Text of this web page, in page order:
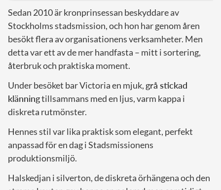
Sedan 2010 är kronprinsessan beskyddare av
Stockholms stadsmission, och hon har genom åren
besökt flera av organisationens verksamheter. Men
detta var ett av de mer handfasta – mitt i sortering,
återbruk och praktiska moment.
Under besöket bar Victoria en mjuk, grå stickad
klänningtillsammans med en ljus, varm kappa i
diskreta rutmönster.
Hennes stil var lika praktisk som elegant, perfekt
anpassad för en dag i Stadsmissionens
produktionsmiljö.
Halskedjan i silverton, de diskreta örhängena och den